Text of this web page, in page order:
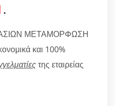
.
ΜΕΤΑΜΟΡΦΩΣΗ
και 100%
της εταιρείας